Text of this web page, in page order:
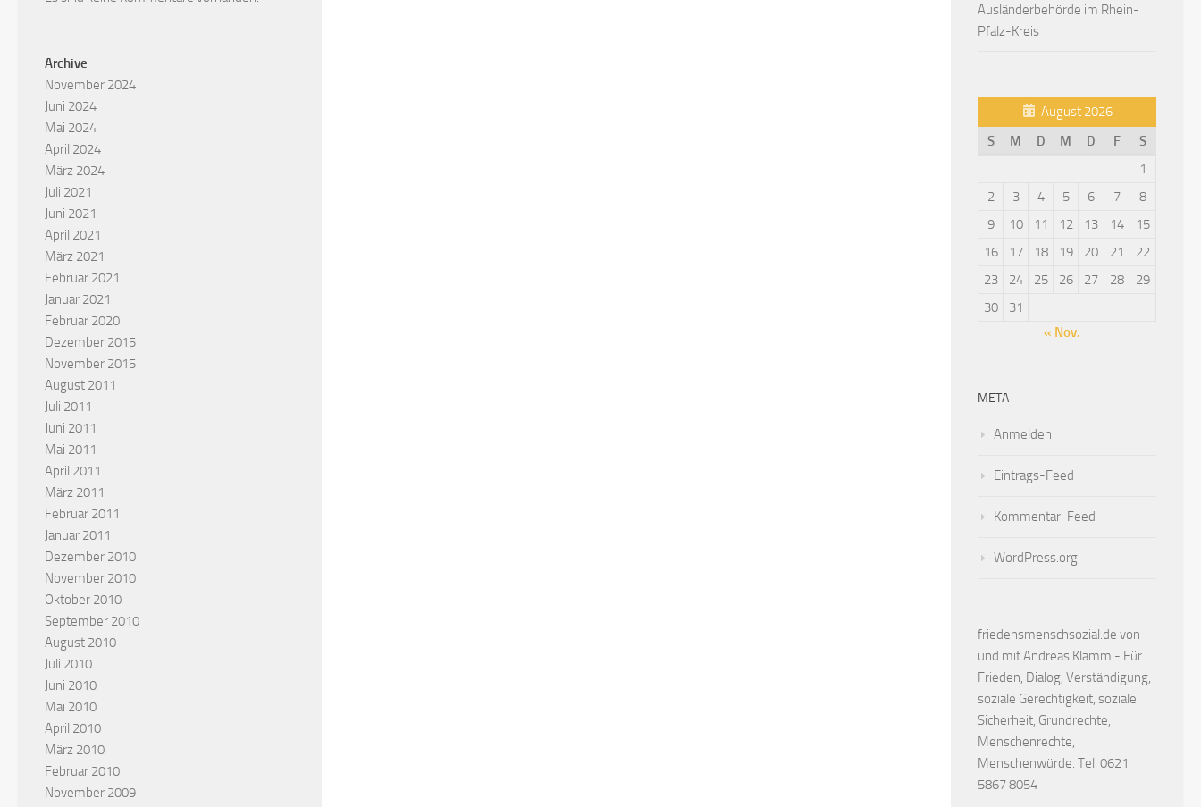
Archive
November 2024
Juni 2024
Mai 2024
April 2024
März 2024
Juli 2021
Juni 2021
April 2021
März 2021
Februar 2021
Januar 2021
Februar 2020
Dezember 2015
November 2015
August 2011
Juli 2011
Juni 2011
Mai 2011
April 2011
März 2011
Februar 2011
Januar 2011
Dezember 2010
November 2010
Oktober 2010
September 2010
August 2010
Juli 2010
Juni 2010
Mai 2010
April 2010
März 2010
Februar 2010
November 2009
Ausländerbehörde im Rhein-
Pfalz-Kreis
August 2026
S
M D M D F
S
1
2
3 4 5 6 7
8
9
10 11 12 13 14
15
16
17 18 19 20 21
22
23
24 25 26 27 28
29
30
31
« Nov.
META
Anmelden
Eintrags-Feed
Kommentar-Feed
WordPress.org
friedensmenschsozial.de von
und mit Andreas Klamm - Für
Frieden, Dialog, Verständigung,
soziale Gerechtigkeit, soziale
Sicherheit, Grundrechte,
Menschenrechte,
Menschenwürde. Tel. 0621
5867 8054